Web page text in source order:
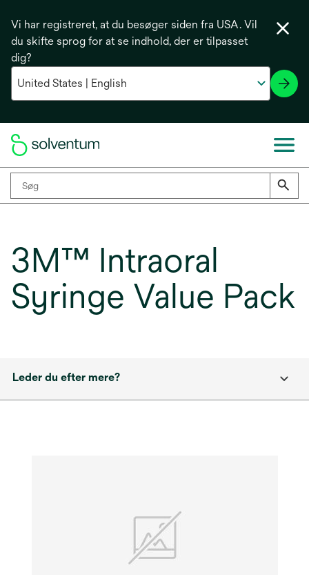
Vi har registreret, at du besøger siden fra USA. Vil
du skifte sprog for at se indhold, der er tilpasset
dig?
3M™ Intraoral
Syringe Value Pack
Leder du efter mere?